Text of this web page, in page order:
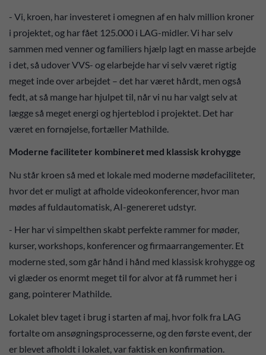
- Vi, kroen, har investeret i omegnen af en halv million kroner
i projektet, og har fået 125.000 i LAG-midler. Vi har selv
sammen med venner og familiers hjælp lagt en masse arbejde
i det, så udover VVS- og elarbejde har vi selv været rigtig
meget inde over arbejdet – det har været hårdt, men også
fedt, at så mange har hjulpet til, når vi nu har valgt selv at
lægge så meget energi og hjerteblod i projektet. Det har
været en fornøjelse, fortæller Mathilde.
Moderne faciliteter kombineret med klassisk krohygge
Nu står kroen så med et lokale med moderne mødefaciliteter,
hvor det er muligt at afholde videokonferencer, hvor man
mødes af fuldautomatisk, AI-genereret udstyr.
- Her har vi simpelthen skabt perfekte rammer for møder,
kurser, workshops, konferencer og firmaarrangementer. Et
moderne sted, som går hånd i hånd med klassisk krohygge og
vi glæder os enormt meget til for alvor at få rummet her i
gang, pointerer Mathilde.
Lokalet blev taget i brug i starten af maj, hvor folk fra LAG
fortalte om ansøgningsprocesserne, og den første event, der
er blevet afholdt i lokalet, var faktisk en konfirmation.